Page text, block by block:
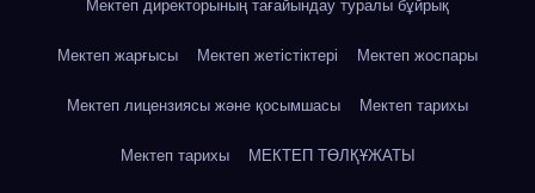
Мектеп директорының тағайындау туралы бұйрық
Мектеп жарғысы Мектеп жетістіктері Мектеп жоспары
Мектеп лицензиясы және қосымшасы Мектеп тарихы
Мектеп тарихы МЕКТЕП ТӨЛҚҰЖАТЫ